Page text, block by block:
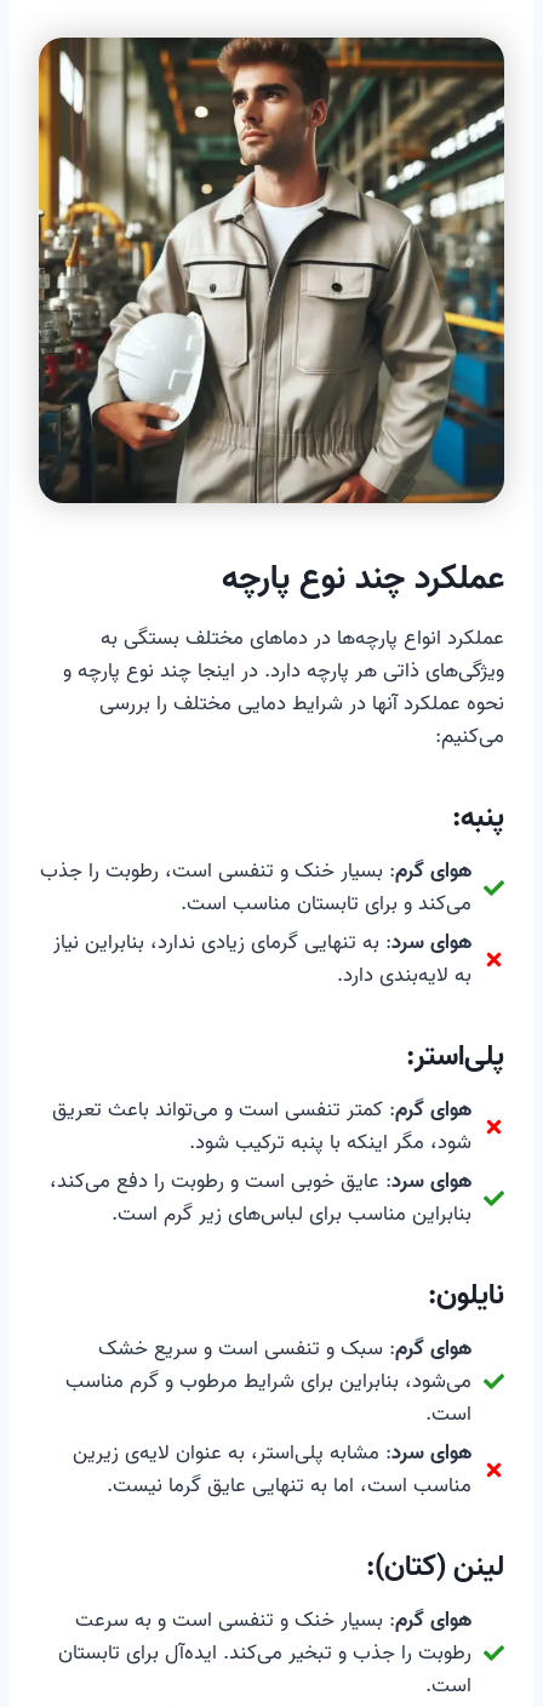
عملکرد چند نوع پارچه
عملکرد انواع پارچه‌ها در دماهای مختلف بستگی به
ویژگی‌های ذاتی هر پارچه دارد. در اینجا چند نوع پارچه و
نحوه عملکرد آنها در شرایط دمایی مختلف را بررسی
می‌کنیم:
پنبه:
هوای گرم: بسیار خنک و تنفسی است، رطوبت را جذب
می‌کند و برای تابستان مناسب است.
هوای سرد: به تنهایی گرمای زیادی ندارد، بنابراین نیاز
به لایه‌بندی دارد.
پلی‌استر:
هوای گرم: کمتر تنفسی است و می‌تواند باعث تعریق
شود، مگر اینکه با پنبه ترکیب شود.
هوای سرد: عایق خوبی است و رطوبت را دفع می‌کند،
بنابراین مناسب برای لباس‌های زیر گرم است.
نایلون:
هوای گرم: سبک و تنفسی است و سریع خشک
می‌شود، بنابراین برای شرایط مرطوب و گرم مناسب
است.
هوای سرد: مشابه پلی‌استر، به عنوان لایه‌ی زیرین
مناسب است، اما به تنهایی عایق گرما نیست.
لینن (کتان):
هوای گرم: بسیار خنک و تنفسی است و به سرعت
رطوبت را جذب و تبخیر می‌کند. ایده‌آل برای تابستان
است.